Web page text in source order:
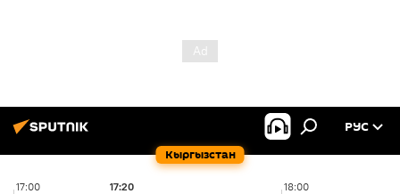
Кыргызстан
РУС
17:00 18:00
17:20